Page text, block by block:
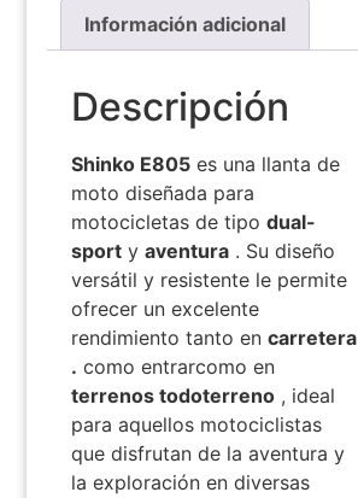
Información adicional
Descripción
Shinko E805es una llanta de
moto diseñada para
motocicletas de tipo dual-
sporty aventura. Su diseño
versátil y resistente le permite
ofrecer un excelente
rendimiento tanto en carretera
. como entrarcomo en
terrenos todoterreno, ideal
para aquellos motociclistas
que disfrutan de la aventura y
la exploración en diversas